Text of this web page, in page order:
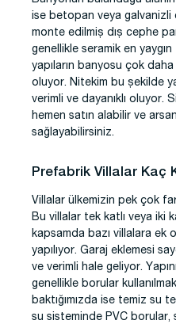
ise betopan veya
monte edilmiş dış cephe
genellikle seramik en
yapıların banyosu çok
oluyor. Nitekim bu şekilde
verimli ve dayanıklı oluyor.
hemen satın alabilir ve
sağlayabilirsiniz.
Prefabrik Villalar Kaç
Villalar ülkemizin pek çok
Bu villalar tek katlı veya iki
kapsamda bazı villalara ek
yapılıyor. Garaj eklemesi
ve verimli hale geliyor.
genellikle borular
baktığımızda ise temiz su
su sisteminde PVC borular,